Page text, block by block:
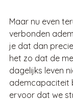
Maar nu even
verbonden
je dat dan
het zo dat de
dagelijks leven
ademcapaciteit
ervoor dat we